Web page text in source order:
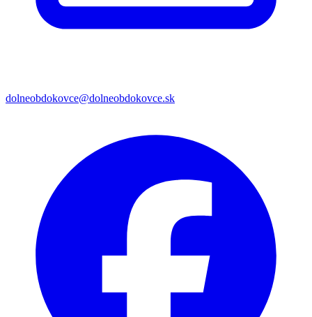
dolneobdokovce@dolneobdokovce.sk